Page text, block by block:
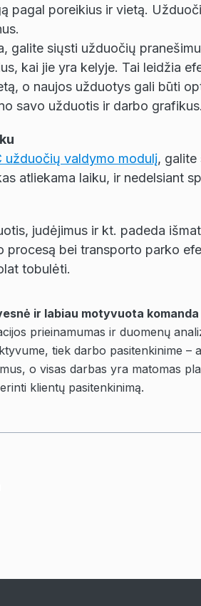
pagal poreikius ir vietą.
galite siųsti užduočių
kai jie yra kelyje. Tai leidžia
o naujos užduotys gali būti
savo užduotis ir darbo grafikus.
užduočių valdymo modulį, galite
atliekama laiku, ir nedelsiant
judėjimus ir kt. padeda
procesą bei transporto parko
tobulėti.
ir labiau motyvuota komanda
prieinamumas ir duomenų
tiek darbo pasitenkinime –
o visas darbas yra matomas
klientų pasitenkinimą.